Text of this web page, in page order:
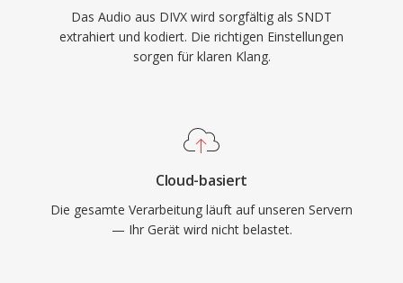
Das Audio aus DIVX wird sorgfältig als SNDT
extrahiert und kodiert. Die richtigen Einstellungen
sorgen für klaren Klang.
Cloud-basiert
Die gesamte Verarbeitung läuft auf unseren Servern
— Ihr Gerät wird nicht belastet.